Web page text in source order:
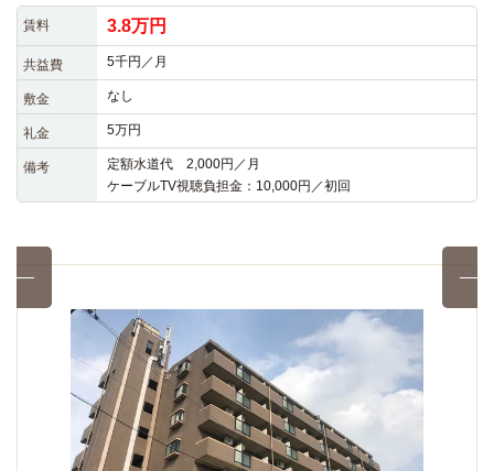
賃料 3.8万円
共益費 5千円／月
敷金 なし
礼金 5万円
備考
定額水道代　2,000円／月
ケーブルTV視聴負担金：10,000円／初回